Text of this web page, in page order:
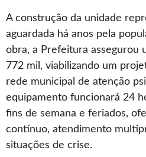
A construção da unidade
aguardada há anos pela
obra, a Prefeitura assegurou
772 mil, viabilizando um
rede municipal de atenção
equipamento funcionará 24
fins de semana e feriados,
contínuo, atendimento
situações de crise.